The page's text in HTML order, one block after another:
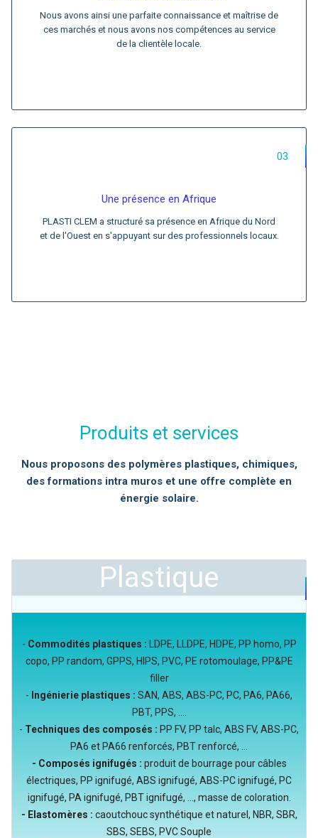
Nous avons ainsi une parfaite connaissance et maîtrise de
ces marchés et nous avons nos compétences au service
de la clientèle locale.
03
Une présence en Afrique
PLASTI CLEM a structuré sa présence en Afrique du Nord
et de l'Ouest en s'appuyant sur des professionnels locaux.
Produits et services
Nous proposons des polymères plastiques, chimiques,
des formations intra muros et une offre complète en
énergie solaire.
Plastique
- Commodités plastiques : LDPE, LLDPE, HDPE, PP homo, PP
copo, PP random, GPPS, HIPS, PVC, PE rotomoulage, PP&PE
filler
- Ingénierie plastiques : SAN, ABS, ABS-PC, PC, PA6, PA66,
PBT, PPS, ....
- Techniques des composés : PP FV, PP talc, ABS FV, ABS-PC,
PA6 et PA66 renforcés, PBT renforcé, ...
- Composés ignifugés : produit de bourrage pour câbles
électriques, PP ignifugé, ABS ignifugé, ABS-PC ignifugé, PC
ignifugé, PA ignifugé, PBT ignifugé, ..., masse de coloration.
- Elastomères : caoutchouc synthétique et naturel, NBR, SBR,
SBS, SEBS, PVC Souple